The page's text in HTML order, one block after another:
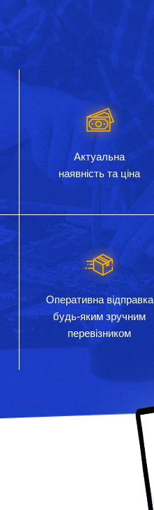
Актуальна
наявність та ціна
Оперативна відправка
будь-яким зручним
перевізником